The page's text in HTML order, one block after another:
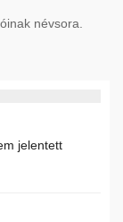
névsora.
jelentett